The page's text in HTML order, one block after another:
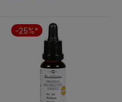
-25%*